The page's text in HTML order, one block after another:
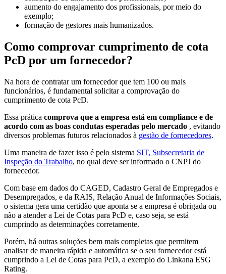
aumento do engajamento dos profissionais, por meio do
exemplo;
formação de gestores mais humanizados.
Como comprovar cumprimento de cota
PcD por um fornecedor?
Na hora de contratar um fornecedor que tem 100 ou mais
funcionários, é fundamental solicitar a comprovação do
cumprimento de cota PcD.
Essa prática comprova que a empresa está em compliance e de
acordo com as boas condutas esperadas pelo mercado , evitando
diversos problemas futuros relacionados à gestão de fornecedores.
Uma maneira de fazer isso é pelo sistema SIT, Subsecretaria de
Inspeção do Trabalho, no qual deve ser informado o CNPJ do
fornecedor.
Com base em dados do CAGED, Cadastro Geral de Empregados e
Desempregados, e da RAIS, Relação Anual de Informações Sociais,
o sistema gera uma certidão que aponta se a empresa é obrigada ou
não a atender a Lei de Cotas para PcD e, caso seja, se está
cumprindo as determinações corretamente.
Porém, há outras soluções bem mais completas que permitem
analisar de maneira rápida e automática se o seu fornecedor está
cumprindo a Lei de Cotas para PcD, a exemplo do Linkana ESG
Rating.